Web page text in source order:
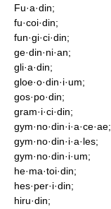
Fu·a·din;
fu·coi·din;
fun·gi·ci·din;
ge·din·ni·an;
gli·a·din;
gloe·o·din·i·um;
gos·po·din;
gram·i·ci·din;
gym·no·din·i·a·ce·ae;
gym·no·din·i·a·les;
gym·no·din·i·um;
he·ma·toi·din;
hes·per·i·din;
hiru·din;